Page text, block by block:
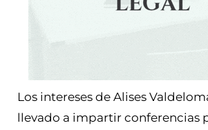
Los intereses de Alises
llevado a impartir conferencias